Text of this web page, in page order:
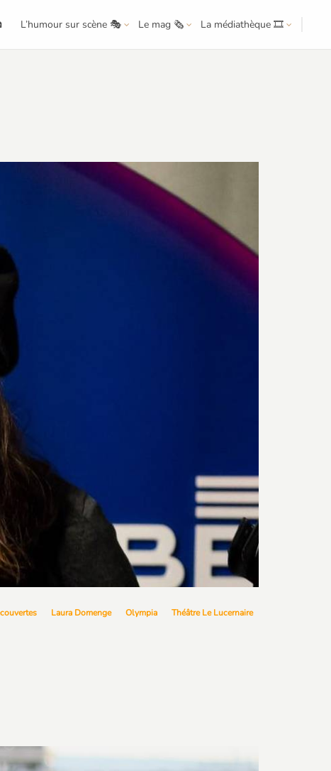
L’humour sur scène 🎭 Le mag 🗞️ La médiathèque 🎞️
Laura Domenge Olympia Théâtre Le Lucernaire